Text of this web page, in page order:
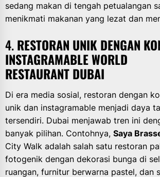
sedang makan di tengah petualangan
menikmati makanan yang lezat dan
4.RESTORAN UNIK DENGAN
INSTAGRAMABLE WORLD
RESTAURANT DUBAI
Di era media sosial, restoran dengan
unik dan instagramable menjadi daya
tersendiri. Dubai menjawab tren ini
banyak pilihan. Contohnya, Saya
City Walk adalah salah satu restoran
fotogenik dengan dekorasi bunga di
ruangan, furnitur berwarna pastel, dan